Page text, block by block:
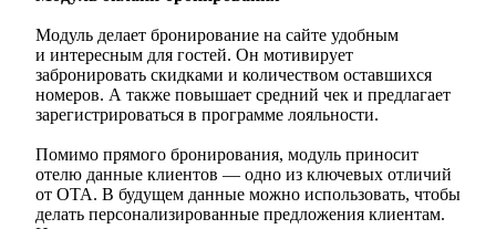
Модуль делает бронирование на сайте удобным
и интересным для гостей. Он мотивирует
забронировать скидками и количеством оставшихся
номеров. А также повышает средний чек и предлагает
зарегистрироваться в программе лояльности.
Помимо прямого бронирования, модуль приносит
отелю данные клиентов — одно из ключевых отличий
от ОТА. В будущем данные можно использовать, чтобы
делать персонализированные предложения клиентам.